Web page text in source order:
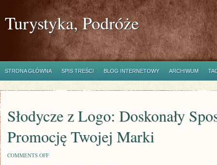
Turystyka, Podróże
STRONA GŁÓWNA SPIS TREŚCI BLOG INTERNETOWY ARCHIWUM
Słodycze z Logo: Doskonały
Promocję Twojej Marki
COMMENTS OFFON